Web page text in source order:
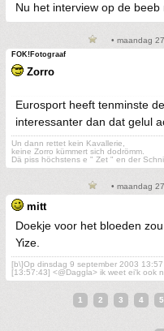
Nu het interview op de
• maandag
FOK!Fotograaf
Zorro
Eurosport heeft tenminste
interessanter dan dat gelul
Un dann rettet kein Kavallerie,
keine Zorro kümmert sich dodrömm.
Dä piss höchstens e " Zet " en der
• maandag
mitt
Doekje voor het bloeden
Yize.
[b\]Op dinsdag 9 september 2003
[13:57:43] <@Daggla> ik weet ei'k ook
1 2 3 4 5